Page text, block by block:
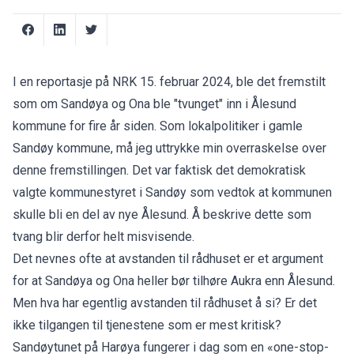
I en reportasje på NRK 15. februar 2024, ble det fremstilt
som om Sandøya og Ona ble "tvunget" inn i Ålesund
kommune for fire år siden. Som lokalpolitiker i gamle
Sandøy kommune, må jeg uttrykke min overraskelse over
denne fremstillingen. Det var faktisk det demokratisk
valgte kommunestyret i Sandøy som vedtok at kommunen
skulle bli en del av nye Ålesund. Å beskrive dette som
tvang blir derfor helt misvisende.
Det nevnes ofte at avstanden til rådhuset er et argument
for at Sandøya og Ona heller bør tilhøre Aukra enn Ålesund.
Men hva har egentlig avstanden til rådhuset å si? Er det
ikke tilgangen til tjenestene som er mest kritisk?
Sandøytunet på Harøya fungerer i dag som en «one-stop-